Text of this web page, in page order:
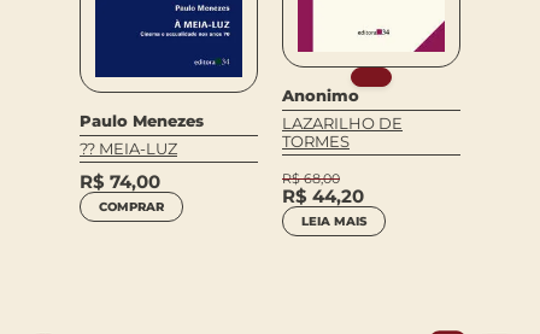
Paulo Menezes
?? MEIA-LUZ
R$ 74,00
COMPRAR
Anonimo
LAZARILHO DE
TORMES
R$68,00
R$ 44,20
LEIA MAIS